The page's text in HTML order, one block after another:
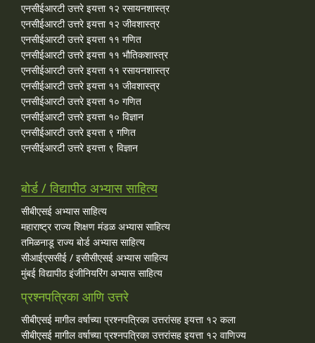
एनसीईआरटी उत्तरे इयत्ता १२ रसायनशास्त्र
एनसीईआरटी उत्तरे इयत्ता १२ जीवशास्त्र
एनसीईआरटी उत्तरे इयत्ता ११ गणित
एनसीईआरटी उत्तरे इयत्ता ११ भौतिकशास्त्र
एनसीईआरटी उत्तरे इयत्ता ११ रसायनशास्त्र
एनसीईआरटी उत्तरे इयत्ता ११ जीवशास्त्र
एनसीईआरटी उत्तरे इयत्ता १० गणित
एनसीईआरटी उत्तरे इयत्ता १० विज्ञान
एनसीईआरटी उत्तरे इयत्ता ९ गणित
एनसीईआरटी उत्तरे इयत्ता ९ विज्ञान
बोर्ड / विद्यापीठ अभ्यास साहित्य
सीबीएसई अभ्यास साहित्य
महाराष्ट्र राज्य शिक्षण मंडळ अभ्यास साहित्य
तमिळनाडू राज्य बोर्ड अभ्यास साहित्य
सीआईएससीई / इसीसीएसई अभ्यास साहित्य
मुंबई विद्यापीठ इंजीनियरिंग अभ्यास साहित्य
प्रश्नपत्रिका आणि उत्तरे
सीबीएसई मागील वर्षाच्या प्रश्‍नपत्रिका उत्तरांसह इयत्ता १२ कला
सीबीएसई मागील वर्षाच्या प्रश्‍नपत्रिका उत्तरांसह इयत्ता १२ वाणिज्य